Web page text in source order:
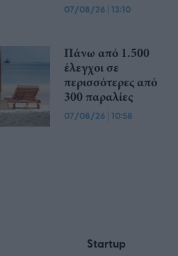
07/08/26 | 13:10
Πάνω από 1.500
έλεγχοι σε
περισσότερες από
300 παραλίες
07/08/26 | 10:58
Startup